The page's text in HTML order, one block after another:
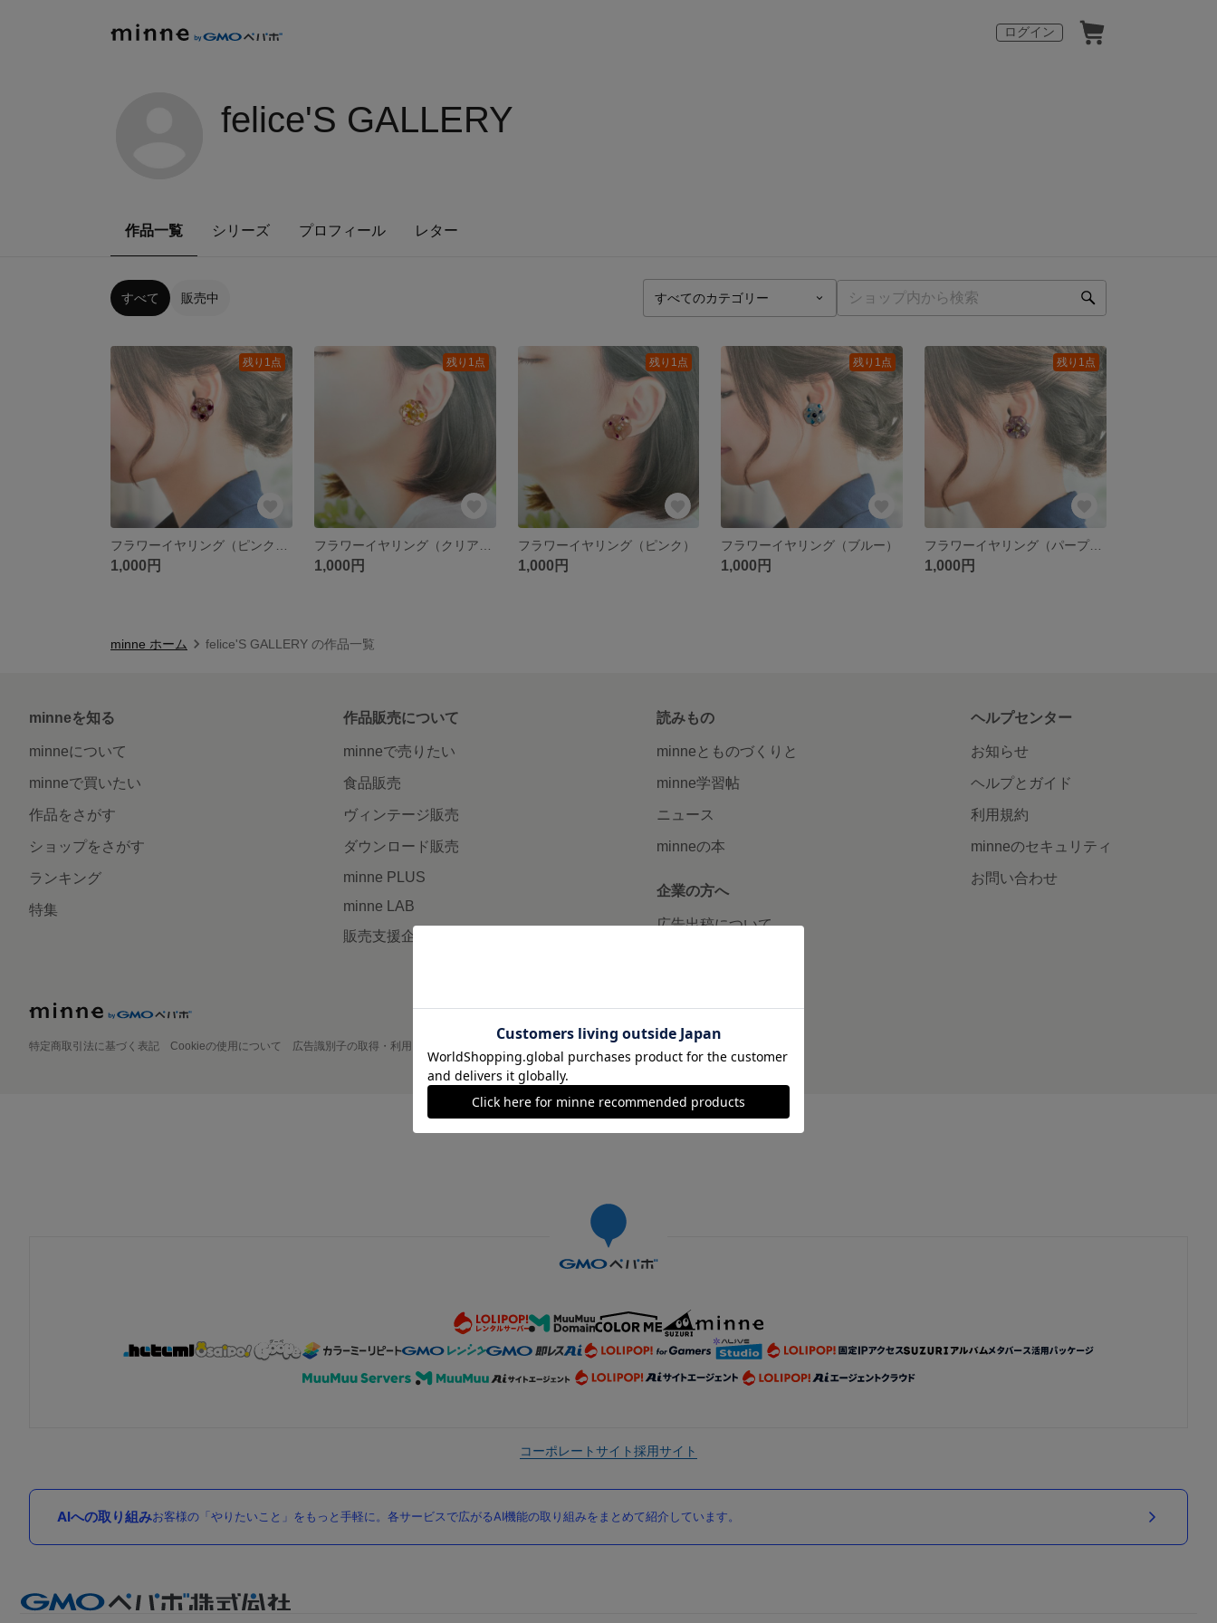
ログイン
felice'S GALLERY
作品一覧 シリーズ プロフィール レター
すべて 販売中
残り1点
1,000円
残り1点
1,000円
残り1点
フラワーイヤリング（ピンク）
1,000円
残り1点
フラワーイヤリング（ブルー）
1,000円
残り1点
フラワーイヤリング（パープル）
1,000円
minne ホーム felice'S GALLERY の作品一覧
minneを知る
minneについて
minneで買いたい
作品をさがす
ショップをさがす
ランキング
特集
作品販売について
minneで売りたい
食品販売
ヴィンテージ販売
ダウンロード販売
minne PLUS
minne LAB
販売支援企画・イベント
読みもの
minneとものづくりと
minne学習帖
ニュース
minneの本
企業の方へ
広告出稿について
ヘルプセンター
お知らせ
ヘルプとガイド
利用規約
minneのセキュリティ
お問い合わせ
特定商取引法に基づく表記 Cookieの使用について 広告識別子の取得・利用 採用情報 メディアキット
©GMO Pepabo, Inc. All rights reserved.
コーポレートサイト採用サイト
AIへの取り組みお客様の「やりたいこと」をもっと手軽に。各サービスで広がるAI機能の取り組みをまとめて紹介しています。